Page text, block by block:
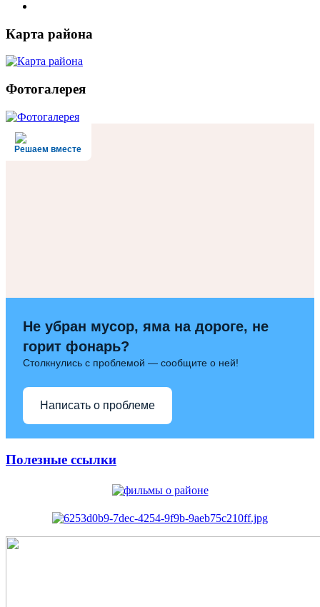
Карта района
Фотогалерея
Решаем вместе
Не убран мусор, яма на дороге, не
горит фонарь?
Столкнулись с проблемой — сообщите о ней!
Написать о проблеме
Полезные ссылки